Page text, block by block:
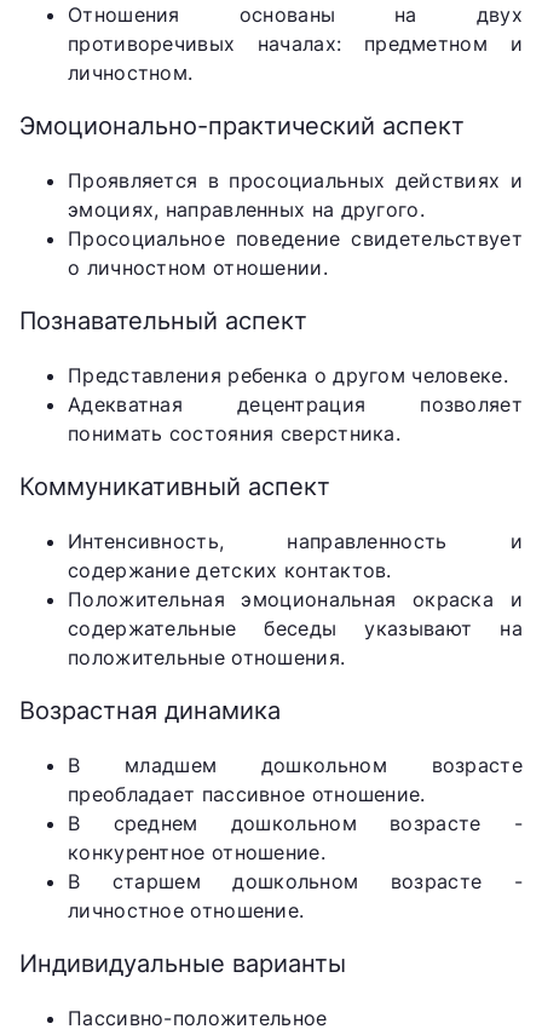
Отношения основаны на двух
противоречивых началах: предметном и
личностном.
Эмоционально-практический аспект
Проявляется в просоциальных действиях и
эмоциях, направленных на другого.
Просоциальное поведение свидетельствует
о личностном отношении.
Познавательный аспект
Представления ребенка о другом человеке.
Адекватная децентрация позволяет
понимать состояния сверстника.
Коммуникативный аспект
Интенсивность, направленность и
содержание детских контактов.
Положительная эмоциональная окраска и
содержательные беседы указывают на
положительные отношения.
Возрастная динамика
В младшем дошкольном возрасте
преобладает пассивное отношение.
В среднем дошкольном возрасте -
конкурентное отношение.
В старшем дошкольном возрасте -
личностное отношение.
Индивидуальные варианты
Пассивно-положительное